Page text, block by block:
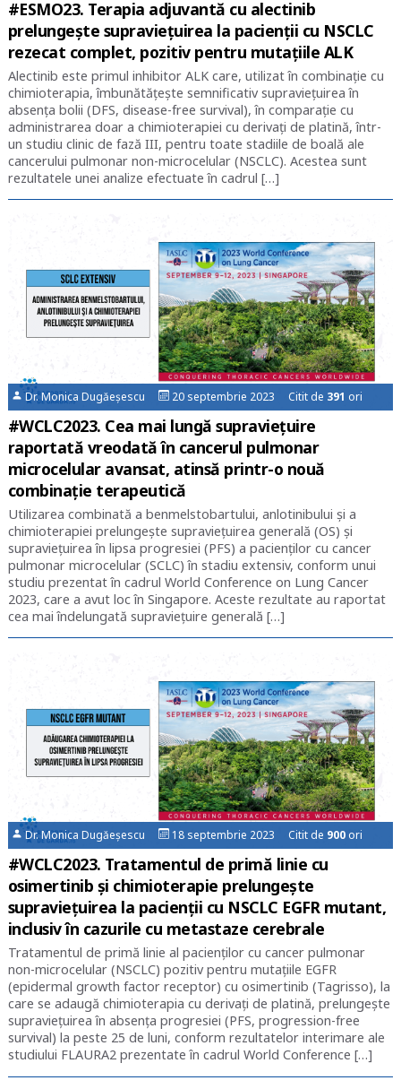
#ESMO23. Terapia adjuvantă cu alectinib
prelungeşte supravieţuirea la pacienții cu NSCLC
rezecat complet, pozitiv pentru mutațiile ALK
Alectinib este primul inhibitor ALK care, utilizat în combinație cu
chimioterapia, îmbunătățește semnificativ supraviețuirea în
absența bolii (DFS, disease-free survival), în comparație cu
administrarea doar a chimioterapiei cu derivați de platină, într-
un studiu clinic de fază III, pentru toate stadiile de boală ale
cancerului pulmonar non-microcelular (NSCLC). Acestea sunt
rezultatele unei analize efectuate în cadrul […]
Dr. Monica Dugăeșescu 20 septembrie 2023 Citit de 391 ori
#WCLC2023. Cea mai lungă supraviețuire
raportată vreodată în cancerul pulmonar
microcelular avansat, atinsă printr-o nouă
combinație terapeutică
Utilizarea combinată a benmelstobartului, anlotinibului şi a
chimioterapiei prelungeşte supravieţuirea generală (OS) şi
supravieţuirea în lipsa progresiei (PFS) a pacienţilor cu cancer
pulmonar microcelular (SCLC) în stadiu extensiv, conform unui
studiu prezentat în cadrul World Conference on Lung Cancer
2023, care a avut loc în Singapore. Aceste rezultate au raportat
cea mai îndelungată supravieţuire generală […]
Dr. Monica Dugăeșescu 18 septembrie 2023 Citit de 900 ori
#WCLC2023. Tratamentul de primă linie cu
osimertinib și chimioterapie prelungeşte
supravieţuirea la pacienţii cu NSCLC EGFR mutant,
inclusiv în cazurile cu metastaze cerebrale
Tratamentul de primă linie al pacienţilor cu cancer pulmonar
non-microcelular (NSCLC) pozitiv pentru mutaţiile EGFR
(epidermal growth factor receptor) cu osimertinib (Tagrisso), la
care se adaugă chimioterapia cu derivaţi de platină, prelungeşte
supravieţuirea în absenţa progresiei (PFS, progression-free
survival) la peste 25 de luni, conform rezultatelor interimare ale
studiului FLAURA2 prezentate în cadrul World Conference […]